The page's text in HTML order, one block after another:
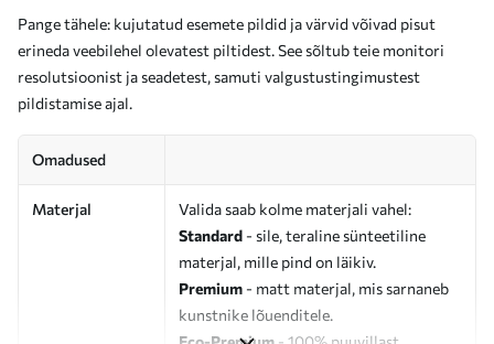
Pange tähele: kujutatud esemete pildid ja värvid võivad pisut
erineda veebilehel olevatest piltidest. See sõltub teie monitori
resolutsioonist ja seadetest, samuti valgustustingimustest
pildistamise ajal.
Omadused
Materjal
Valida saab kolme materjali vahel:
Standard - sile, teraline sünteetiline
materjal, mille pind on läikiv.
Premium - matt materjal, mis sarnaneb
kunstnike lõuenditele.